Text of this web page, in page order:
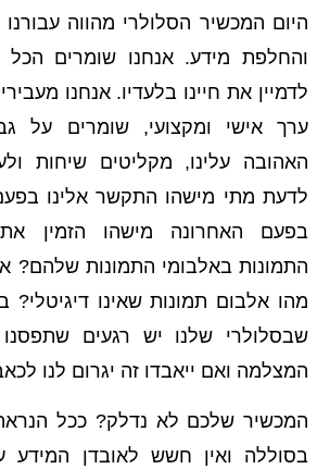
היום המכשיר הסלולרי מהווה
והחלפת מידע. אנחנו שומרים הכל
לדמיין את חיינו בלעדיו. אנחנו
ערך אישי ומקצועי, שומרים על
האהובה עלינו, מקליטים שיחות
לדעת מתי מישהו התקשר אלינו
בפעם האחרונה מישהו הזמין
התמונות באלבומי התמונות שלהם?
מהו אלבום תמונות שאינו דיגיטלי?
שבסלולרי שלנו יש רגעים
המצלמה ואם ייאבדו זה יגרום לנו
המכשיר שלכם לא נדלק? ככל
בסוללה ואין חשש לאובדן המידע